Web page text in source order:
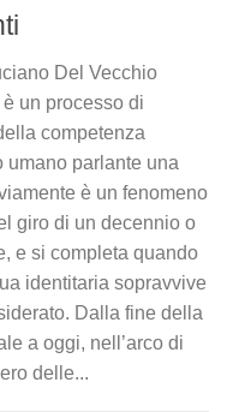
Del Vecchio
un processo di
competenza
umano parlante una
è un fenomeno
giro di un decennio o
e si completa quando
identitaria sopravvive
Dalla fine della
a oggi, nell’arco di
delle...